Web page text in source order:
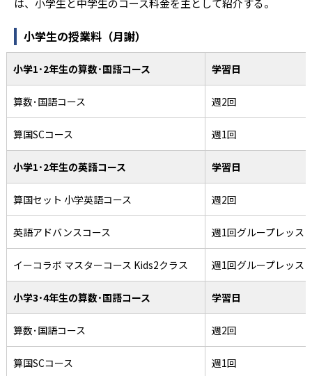
は、小学生と中学生のコース料金を主として紹介する。
小学生の授業料（月謝）
小学1･2年生の算数･国語コース 学習日
算数･国語コース 週2回
算国SCコース 週1回
小学1･2年生の英語コース 学習日
算国セット 小学英語コース 週2回
英語アドバンスコース 週1回グループレッス
イーコラボ マスターコース Kids2クラス 週1回グループレッス
小学3･4年生の算数･国語コース 学習日
算数･国語コース 週2回
算国SCコース 週1回